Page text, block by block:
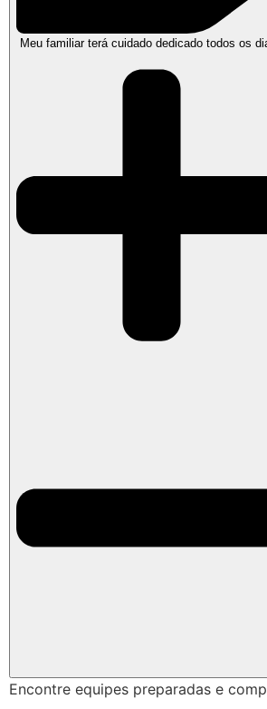
Meu familiar terá cuidado dedicado todos os
Encontre equipes preparadas e